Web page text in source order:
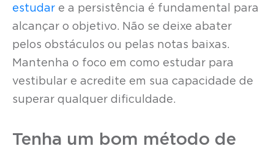
estudar e a persistência é fundamental para
alcançar o objetivo. Não se deixe abater
pelos obstáculos ou pelas notas baixas.
Mantenha o foco em como estudar para
vestibular e acredite em sua capacidade de
superar qualquer dificuldade.
Tenha um bom método de